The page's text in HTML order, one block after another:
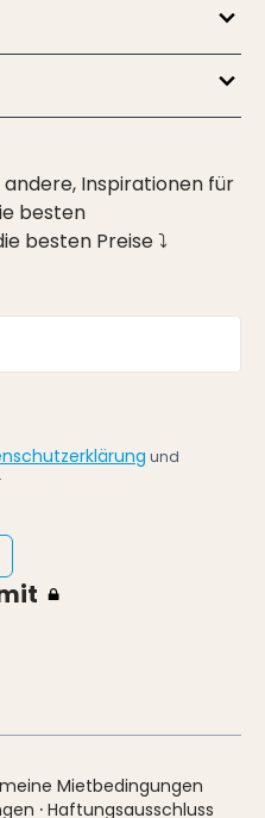
andere, Inspirationen für
besten
besten Preise ⤵
und
Mietbedingungen
· Haftungsausschluss